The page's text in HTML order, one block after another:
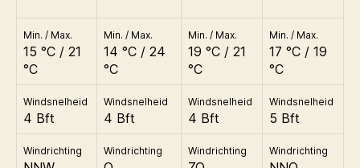
Min. / Max.
15 °C / 21
°C
Min. / Max.
14 °C / 24
°C
Min. / Max.
19 °C / 21
°C
Min. / Max.
17 °C / 19
°C
Windsnelheid
4 Bft
Windsnelheid
4 Bft
Windsnelheid
4 Bft
Windsnelheid
5 Bft
Windrichting Windrichting Windrichting Windrichting